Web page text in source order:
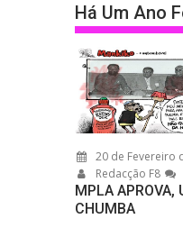
Há Um Ano
20 de Fevereiro
Redacção F8
MPLA APROVA,
CHUMBA